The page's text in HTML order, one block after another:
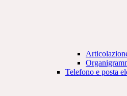
Telefono e posta